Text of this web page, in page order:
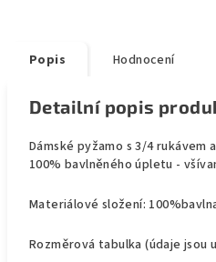
Popis Hodnocení
Detailní popis
Dámské pyžamo s 3/4
100% bavlněného úpletu -
Materiálové složení:
Rozměrová tabulka (údaje jsou